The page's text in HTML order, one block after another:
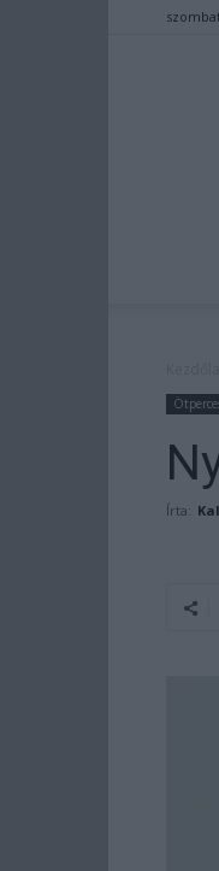
Írta: